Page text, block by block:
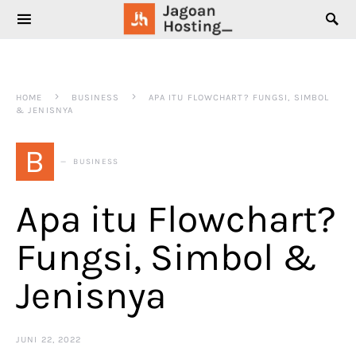
SEARCH FOR:
HOME BUSINESS
APA ITU FLOWCHART? FUNGSI, SIMBOL
& JENISNYA
B BUSINESS
Apa itu Flowchart?
Fungsi, Simbol &
Jenisnya
JUNI 22, 2022